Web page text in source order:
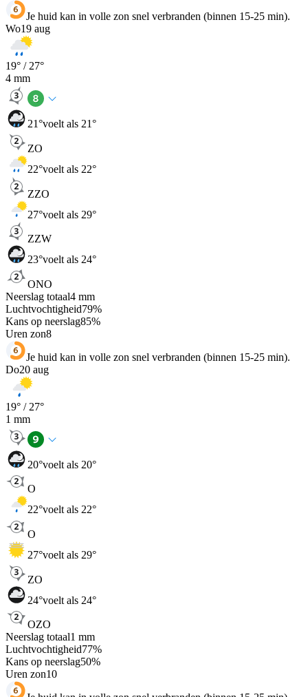
Je huid kan in volle zon snel verbranden (binnen 15-25 min).
Wo19 aug
19° / 27°
4 mm
21°voelt als 21°
ZO
22°voelt als 22°
ZZO
27°voelt als 29°
ZZW
23°voelt als 24°
ONO
Neerslag totaal4 mm
Luchtvochtigheid79%
Kans op neerslag85%
Uren zon8
Je huid kan in volle zon snel verbranden (binnen 15-25 min).
Do20 aug
19° / 27°
1 mm
20°voelt als 20°
O
22°voelt als 22°
O
27°voelt als 29°
ZO
24°voelt als 24°
OZO
Neerslag totaal1 mm
Luchtvochtigheid77%
Kans op neerslag50%
Uren zon10